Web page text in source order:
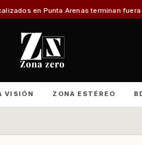
terminan fuera de circulación o con
VISIÓN ZONA ESTÉREO